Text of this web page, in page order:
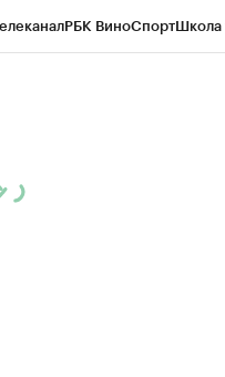
РБК ВиноСпортШкола